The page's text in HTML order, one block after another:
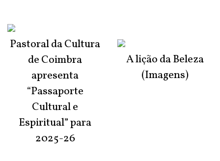
Pastoral da Cultura
de Coimbra
apresenta
“Passaporte
Cultural e
Espiritual” para
2025-26
A lição da Beleza
(Imagens)